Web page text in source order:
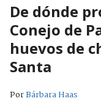
De dónde
Conejo de
huevos de
Santa
PorBárbara Haas